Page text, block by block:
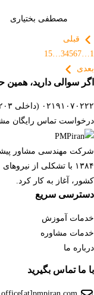
مصطفی بختیاری
قبلی
1
…
34567
…
15
بعدی
اگر سوالی دارید، همین
۰۲۱۹۱۰۷۰۲۲۲ (داخلی ۲۰۳ تا ۲۰۶)
درخواست تماس رایگان
۱۳۸۴ با تشکلی از
کشور، آغاز به کار کرد.
دسترسی سریع
خدمات آموزش
خدمات مشاوره
درباره ما
با ما تماس بگیرید